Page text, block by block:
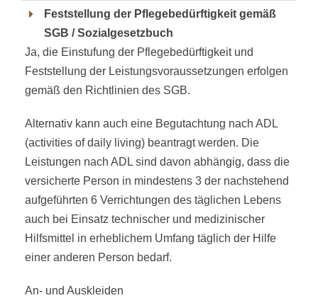
Feststellung der Pflegebedürftigkeit gemäß
SGB / Sozialgesetzbuch
Ja, die Einstufung der Pflegebedürftigkeit und
Feststellung der Leistungsvoraussetzungen erfolgen
gemäß den Richtlinien des SGB.
Alternativ kann auch eine Begutachtung nach ADL
(activities of daily living) beantragt werden. Die
Leistungen nach ADL sind davon abhängig, dass die
versicherte Person in mindestens 3 der nachstehend
aufgeführten 6 Verrichtungen des täglichen Lebens
auch bei Einsatz technischer und medizinischer
Hilfsmittel in erheblichem Umfang täglich der Hilfe
einer anderen Person bedarf.
An- und Auskleiden